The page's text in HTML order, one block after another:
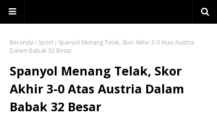
Beranda Sport
Spanyol Menang Telak, Skor Akhir 3-0 Atas Austria
Dalam Babak 32 Besar
Spanyol Menang Telak, Skor
Akhir 3-0 Atas Austria Dalam
Babak 32 Besar